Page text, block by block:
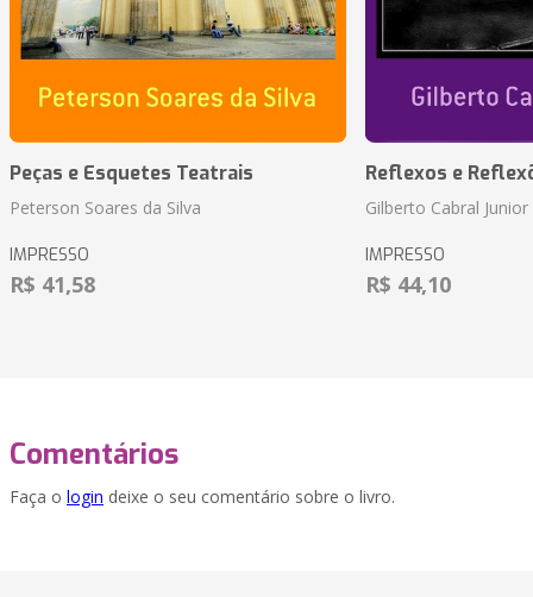
Peças e Esquetes Teatrais
Peterson Soares da Silva
IMPRESSO
R$ 41,58
Reflexos e
Gilberto Cabral Junior
IMPRESSO
R$ 44,10
Comentários
Faça o login deixe o seu comentário sobre o livro.